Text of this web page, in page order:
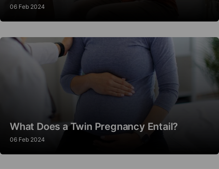
06 Feb 2024
What Does a Twin Pregnancy Entail?
06 Feb 2024